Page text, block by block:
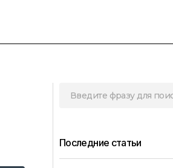
Последние статьи